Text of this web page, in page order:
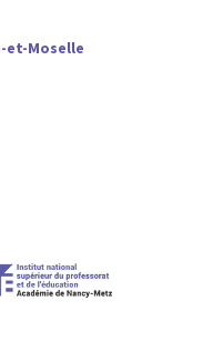
et-Moselle